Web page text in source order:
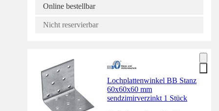
Online bestellbar
Nicht reservierbar
Lochplattenwinkel BB Stanz
60x60x60 mm
sendzimirverzinkt 1 Stück